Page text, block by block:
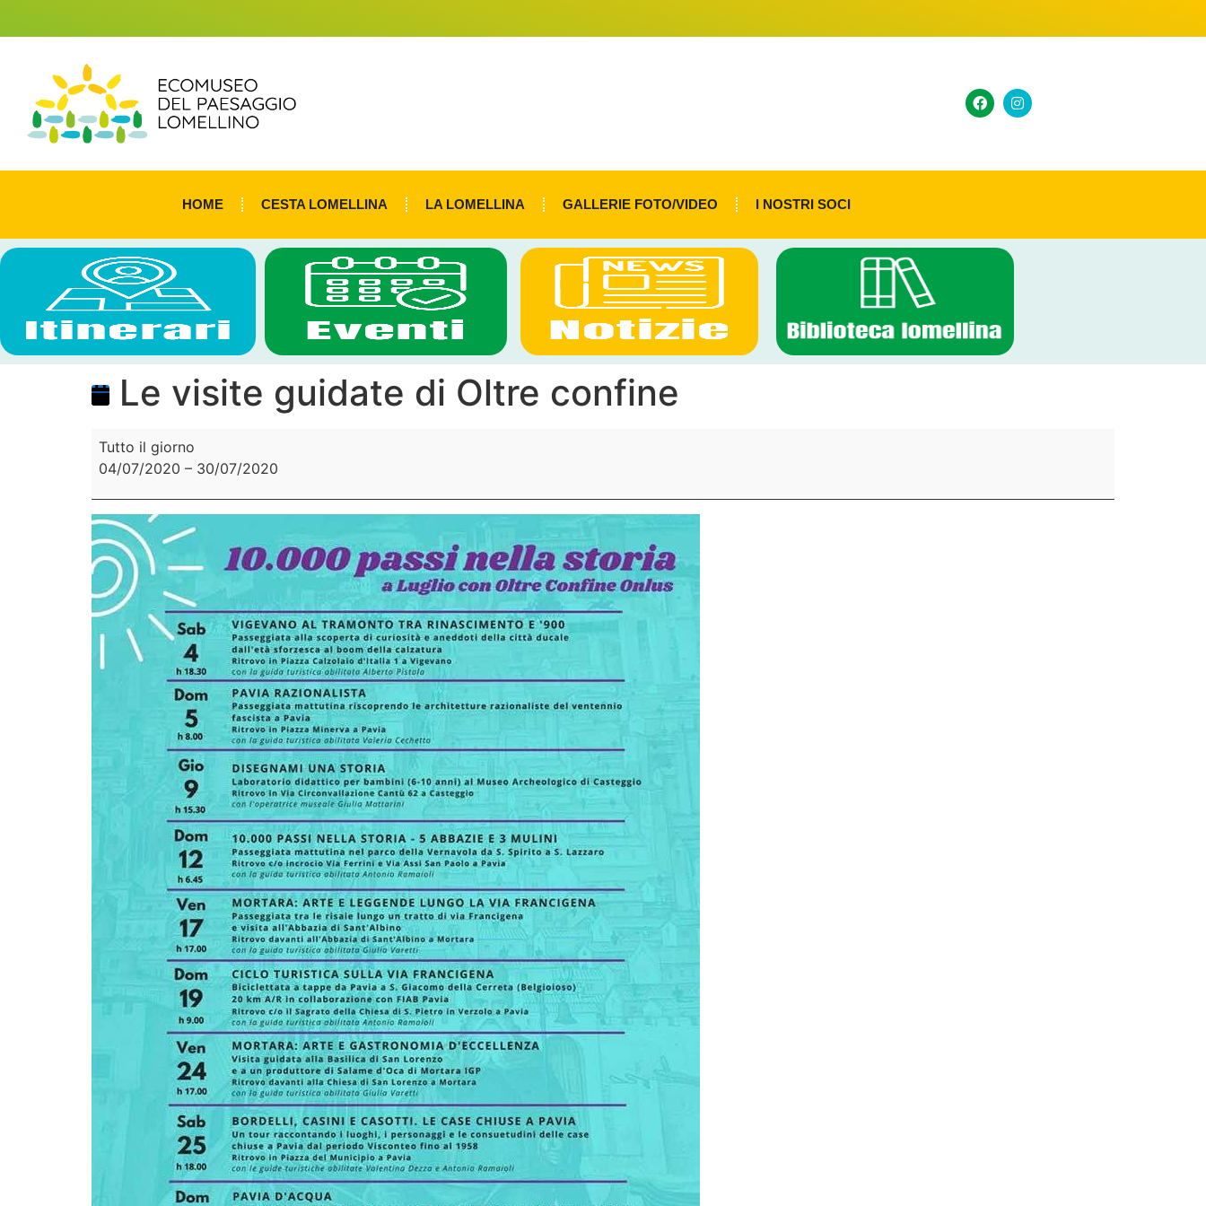
HOME CESTA LOMELLINA LA LOMELLINA GALLERIE FOTO/VIDEO I NOSTRI SOCI
Le visite guidate di Oltre confine
Tutto il giorno
04/07/2020 – 30/07/2020